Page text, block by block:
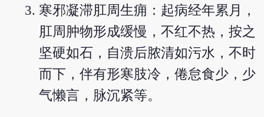
寒邪凝滞肛周生痈：起病经年累月，
肛周肿物形成缓慢，不红不热，按之
坚硬如石，自溃后脓清如污水，不时
而下，伴有形寒肢冷，倦怠食少，少
气懒言，脉沉紧等。